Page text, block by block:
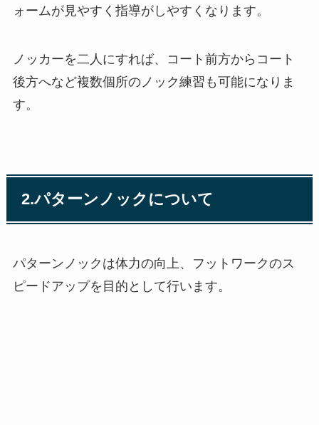
ォームが見やすく指導がしやすくなります。
ノッカーを二人にすれば、コート前方からコート
後方へなど複数個所のノック練習も可能になりま
す。
2.パターンノックについて
パターンノックは体力の向上、フットワークのス
ピードアップを目的として行います。